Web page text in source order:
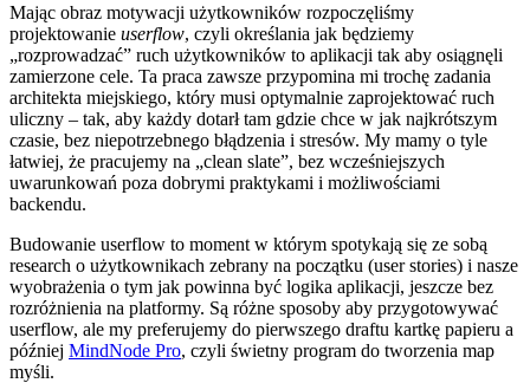
Mając obraz motywacji użytkowników rozpoczęliśmy
projektowanie userflow, czyli określania jak będziemy
„rozprowadzać” ruch użytkowników to aplikacji tak aby osiągnęli
zamierzone cele. Ta praca zawsze przypomina mi trochę zadania
architekta miejskiego, który musi optymalnie zaprojektować ruch
uliczny – tak, aby każdy dotarł tam gdzie chce w jak najkrótszym
czasie, bez niepotrzebnego błądzenia i stresów. My mamy o tyle
łatwiej, że pracujemy na „clean slate”, bez wcześniejszych
uwarunkowań poza dobrymi praktykami i możliwościami
backendu.
Budowanie userflow to moment w którym spotykają się ze sobą
research o użytkownikach zebrany na początku (user stories) i nasze
wyobrażenia o tym jak powinna być logika aplikacji, jeszcze bez
rozróżnienia na platformy. Są różne sposoby aby przygotowywać
userflow, ale my preferujemy do pierwszego draftu kartkę papieru a
później MindNode Pro, czyli świetny program do tworzenia map
myśli.